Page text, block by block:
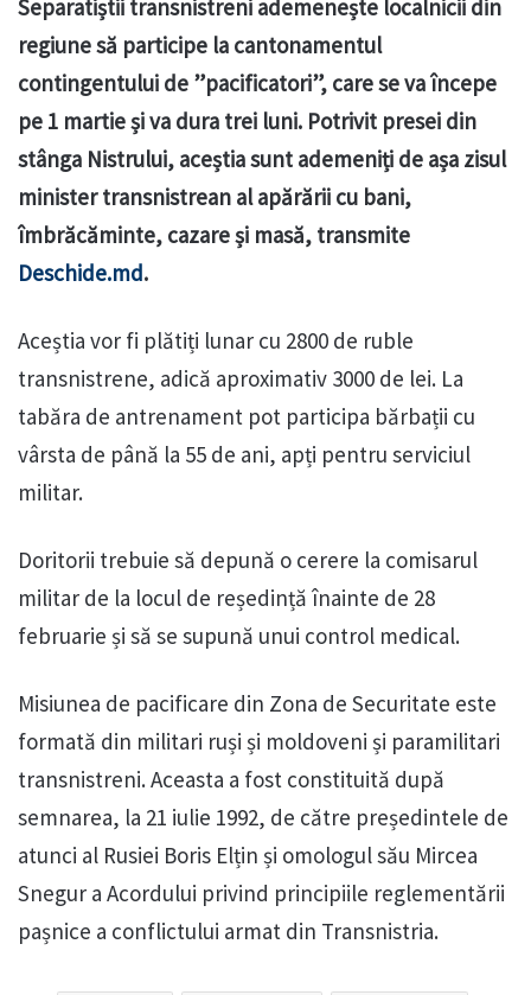
Separatiștii transnistreni ademenește localnicii din
regiune să participe la cantonamentul
contingentului de ”pacificatori”, care se va începe
pe 1 martie și va dura trei luni. Potrivit presei din
stânga Nistrului, aceștia sunt ademeniți de așa zisul
minister transnistrean al apărării cu bani,
îmbrăcăminte, cazare și masă, transmite
Deschide.md.
Aceștia vor fi plătiți lunar cu 2800 de ruble
transnistrene, adică aproximativ 3000 de lei. La
tabăra de antrenament pot participa bărbații cu
vârsta de până la 55 de ani, apți pentru serviciul
militar.
Doritorii trebuie să depună o cerere la comisarul
militar de la locul de reședință înainte de 28
februarie și să se supună unui control medical.
Misiunea de pacificare din Zona de Securitate este
formată din militari ruși și moldoveni și paramilitari
transnistreni. Aceasta a fost constituită după
semnarea, la 21 iulie 1992, de către președintele de
atunci al Rusiei Boris Elțin și omologul său Mircea
Snegur a Acordului privind principiile reglementării
pașnice a conflictului armat din Transnistria.